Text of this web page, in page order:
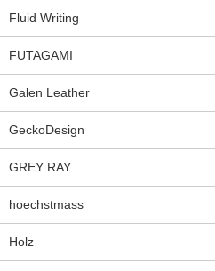
Fluid Writing
FUTAGAMI
Galen Leather
GeckoDesign
GREY RAY
hoechstmass
Holz